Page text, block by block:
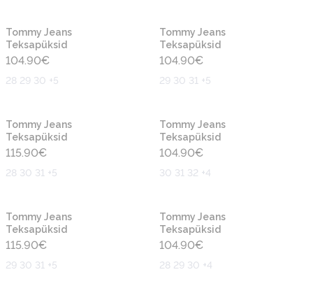
Tommy Jeans
Teksapüksid
104.90€
28 29 30 +5
Tommy Jeans
Teksapüksid
104.90€
29 30 31 +5
Tommy Jeans
Teksapüksid
115.90€
28 30 31 +5
Tommy Jeans
Teksapüksid
104.90€
30 31 32 +4
Tommy Jeans
Teksapüksid
115.90€
29 30 31 +5
Tommy Jeans
Teksapüksid
104.90€
28 29 30 +4